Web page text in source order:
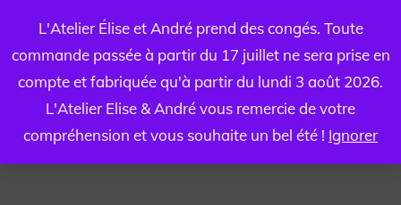
content
L'Atelier Élise et André prend des congés. Toute
commande passée à partir du 17 juillet ne sera prise en
compte et fabriquée qu'à partir du lundi 3 août 2026.
L'Atelier Elise & André vous remercie de votre
compréhension et vous souhaite un bel été ! Ignorer
ATELIER ÉLISE ET ANDRÉ
Articles et accessoires en cuir
Mon compte